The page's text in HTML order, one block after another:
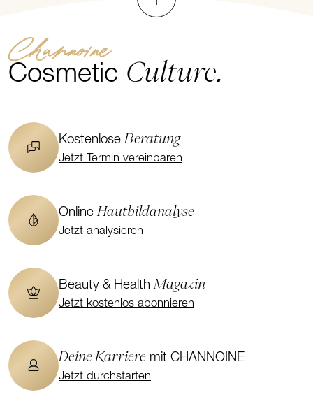
Channoine
Cosmetic Culture.
KostenloseBeratung
Jetzt Termin vereinbaren
OnlineHautbildanalyse
Jetzt analysieren
Beauty & HealthMagazin
Jetzt kostenlos abonnieren
Deine Karriere mit CHANNOINE
Jetzt durchstarten